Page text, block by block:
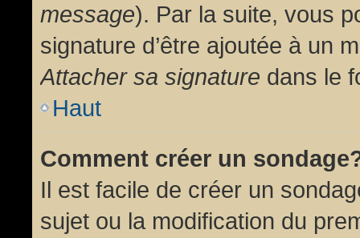
message). Par la suite, vous
signature d’être ajoutée à un
Attacher sa signature dans le
Haut
Comment créer un
Il est facile de créer un
sujet ou la modification du